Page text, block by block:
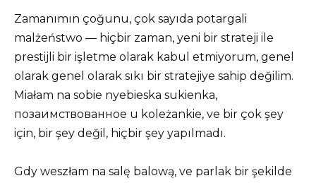
Zamanımın çoğunu, çok sayıda potargali
malżeństwo — hiçbir zaman, yeni bir strateji ile
prestijli bir işletme olarak kabul etmiyorum, genel
olarak genel olarak sıkı bir stratejiye sahip değilim.
Miałam na sobie nyebieska sukienka,
позаимствованное u koleżankie, ve bir çok şey
için, bir şey değil, hiçbir şey yapılmadı.
Gdy weszłam na salę balową, ve parlak bir şekilde